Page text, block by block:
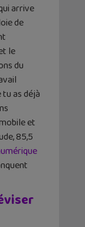
arrive
de
le
du
as déjà
et
85,5